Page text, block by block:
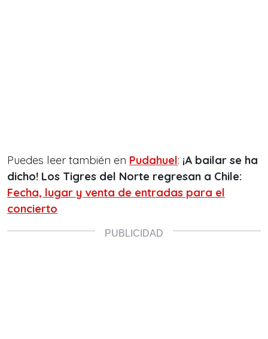
Puedes leer también en Pudahuel: ¡A bailar se ha
dicho! Los Tigres del Norte regresan a Chile:
Fecha, lugar y venta de entradas para el
concierto